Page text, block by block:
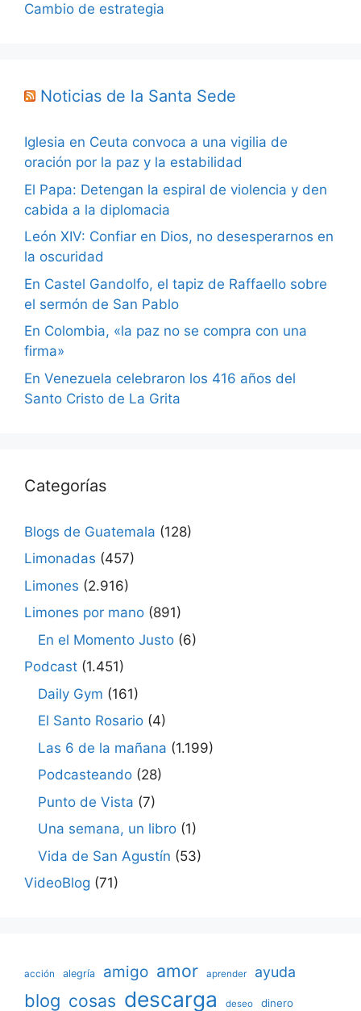
Cambio de estrategia
Noticias de la Santa Sede
Iglesia en Ceuta convoca a una vigilia de
oración por la paz y la estabilidad
El Papa: Detengan la espiral de violencia y den
cabida a la diplomacia
León XIV: Confiar en Dios, no desesperarnos en
la oscuridad
En Castel Gandolfo, el tapiz de Raffaello sobre
el sermón de San Pablo
En Colombia, «la paz no se compra con una
firma»
En Venezuela celebraron los 416 años del
Santo Cristo de La Grita
Categorías
Blogs de Guatemala (128)
Limonadas (457)
Limones (2.916)
Limones por mano (891)
En el Momento Justo (6)
Podcast (1.451)
Daily Gym (161)
El Santo Rosario (4)
Las 6 de la mañana (1.199)
Podcasteando (28)
Punto de Vista (7)
Una semana, un libro (1)
Vida de San Agustín (53)
VideoBlog (71)
acción alegría amigo amor aprender ayuda
blog cosas descarga deseo dinero